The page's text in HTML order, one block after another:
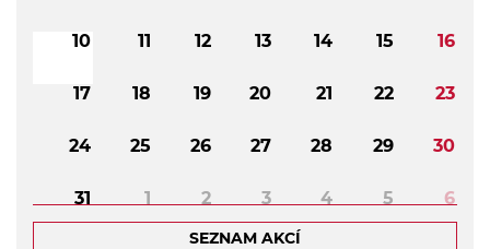
10 11 12 13 14 15 16
17 18 19 20 21 22 23
24 25 26 27 28 29 30
31 1 2 3 4 5 6
SEZNAM AKCÍ